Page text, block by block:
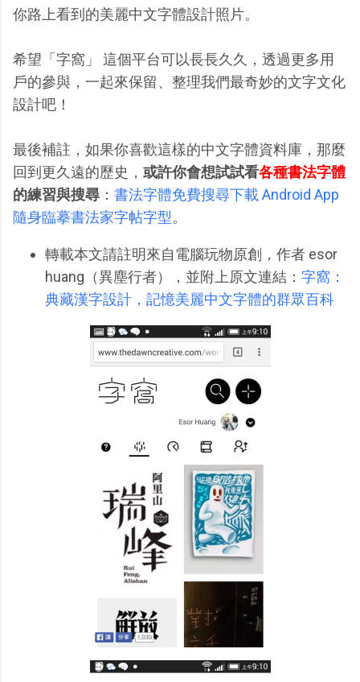
你路上看到的美麗中文字體設計照片。
希望「字窩」 這個平台可以長長久久，透過更多用
戶的參與，一起來保留、整理我們最奇妙的文字文化
設計吧！
最後補註，如果你喜歡這樣的中文字體資料庫，那麼
回到更久遠的歷史， 或許你會想試試看各種書法字體
的練習與搜尋 ： 書法字體免費搜尋下載 Android App
隨身臨摹書法家字帖字型。
轉載本文請註明來自電腦玩物原創，作者 esor
huang（異塵行者），並附上原文連結： 字窩：
典藏漢字設計，記憶美麗中文字體的群眾百科